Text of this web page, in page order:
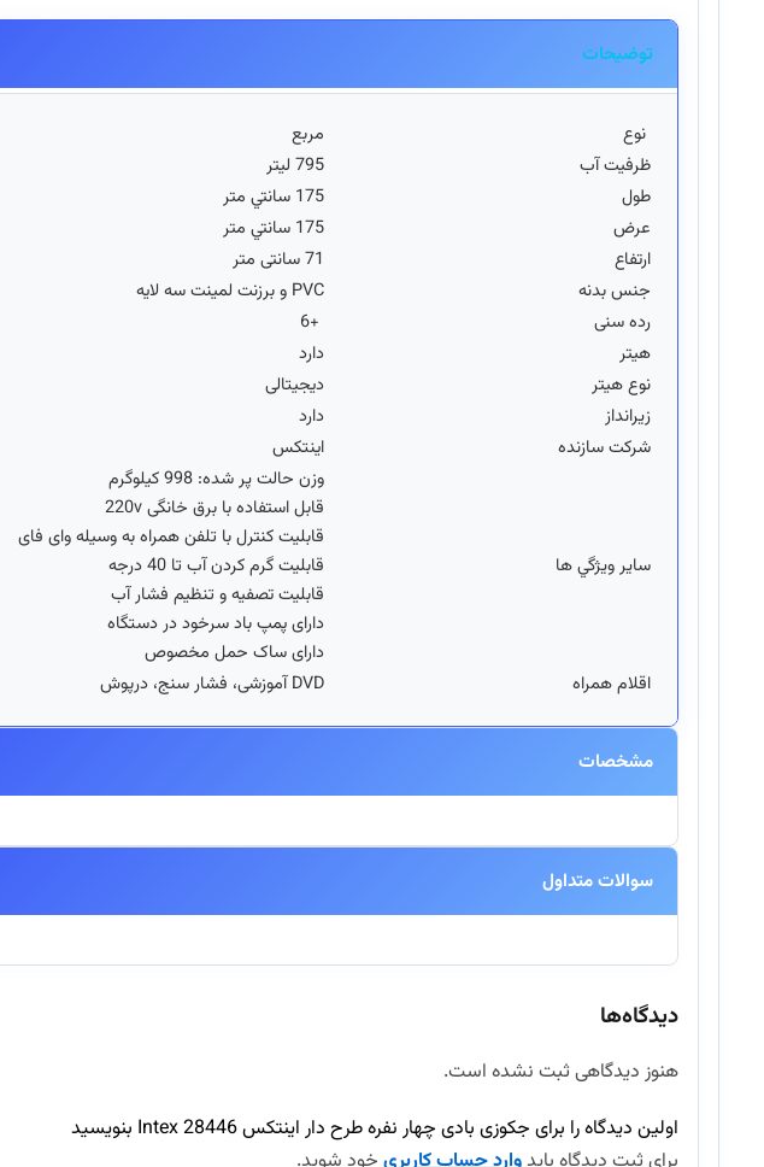
توضیحات
نوع
مربع
ظرفيت آب
795 ليتر
طول
175 سانتي متر
عرض
175 سانتي متر
ارتفاع
71 سانتی متر
جنس بدنه
PVC و برزنت لمینت سه لایه
رده سنی
+6
هیتر
دارد
نوع هیتر
دیجیتالی
زيرانداز
دارد
شرکت سازنده
اینتکس
ساير ويژگي ها
وزن حالت پر شده: 998 کیلوگرم
قابل استفاده با برق خانگی 220v
قابلیت کنترل با تلفن همراه به وسیله وای فای
قابلیت گرم کردن آب تا 40 درجه
قابلیت تصفیه و تنظیم فشار آب
دارای پمپ باد سرخود در دستگاه
دارای ساک حمل مخصوص
اقلام همراه
DVD آموزشی، فشار سنج، درپوش
مشخصات
سوالات متداول
آیا این محصول اورجینال است؟
بله، تمامی محصولات موجود در اینتکس مستقیماً از برندهای معتبر تهیه شده و اصالت آنها ۱۰۰٪ تضمین میگردد.
ارسال سفارش چند روز طول میکشد؟
آیا امکان بازگرداندن کالا وجود دارد؟
دیدگاه‌ها
هنوز دیدگاهی ثبت نشده است.
اولین دیدگاه را برای جکوزی بادی چهار نفره طرح دار اینتکس 28446 Intex بنویسید